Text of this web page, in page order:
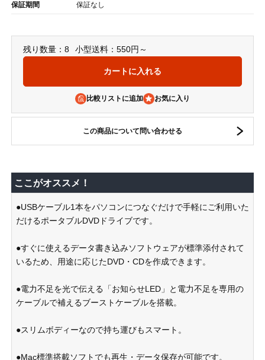
保証期間 保証なし
残り数量：8 小型送料：550円～
比較リストに追加
この商品について問い合わせる
ここがオススメ！
●USBケーブル1本をパソコンにつなぐだけで手軽にご利用いた
だけるポータブルDVDドライブです。
●すぐに使えるデータ書き込みソフトウェアが標準添付されて
いるため、用途に応じたDVD・CDを作成できます。
●電力不足を光で伝える「お知らせLED」と電力不足を専用の
ケーブルで補えるブーストケーブルを搭載。
●スリムボディーなので持ち運びもスマート。
●Mac標準搭載ソフトでも再生・データ保存が可能です。